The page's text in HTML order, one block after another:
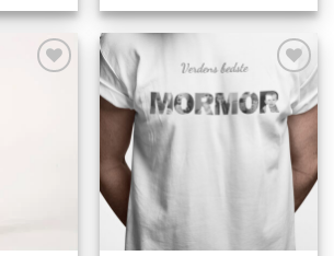
til
kr.
Tilføj til
ønskeliste